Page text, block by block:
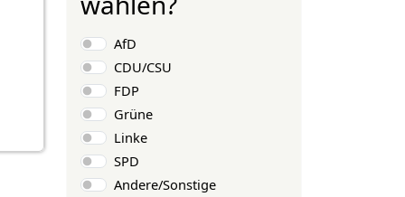
Auswahlmöglichkeiten
AfD
CDU/CSU
FDP
Grüne
Linke
SPD
Andere/Sonstige